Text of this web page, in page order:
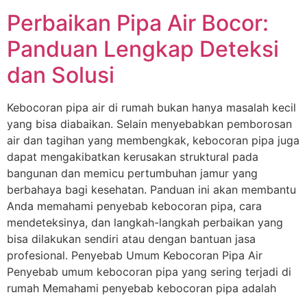
Perbaikan Pipa Air Bocor:
Panduan Lengkap Deteksi
dan Solusi
Kebocoran pipa air di rumah bukan hanya masalah kecil
yang bisa diabaikan. Selain menyebabkan pemborosan
air dan tagihan yang membengkak, kebocoran pipa juga
dapat mengakibatkan kerusakan struktural pada
bangunan dan memicu pertumbuhan jamur yang
berbahaya bagi kesehatan. Panduan ini akan membantu
Anda memahami penyebab kebocoran pipa, cara
mendeteksinya, dan langkah-langkah perbaikan yang
bisa dilakukan sendiri atau dengan bantuan jasa
profesional. Penyebab Umum Kebocoran Pipa Air
Penyebab umum kebocoran pipa yang sering terjadi di
rumah Memahami penyebab kebocoran pipa adalah